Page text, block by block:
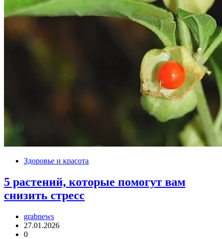
Здоровье и красота
5 растений, которые помогут вам
снизить стресс
grabnews
27.01.2026
0